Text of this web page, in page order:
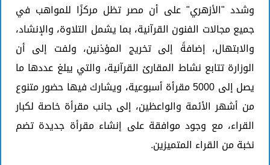
وشدد "الأزهري" على أن مصر تظل مركزًا للمواهب في
جميع مجالات الفنون القرآنية، بما يشمل التلاوة، والإنشاد،
والابتهال، إضافةً إلى تخريج المؤذنين، ولفت إلى أن
الوزارة تتابع نشاط المقارئ القرآنية، والتي يبلغ عددها ما
يصل إلى 5000 مقرأة أسبوعية، ويشارك فيها حضور متنوع
من أشهر الأئمة والواعظين، إلى جانب مقرأة خاصة لكبار
القراء، مع وجود موافقة على إنشاء مقرأة جديدة تضم
نخبة من القراء المتميزين.